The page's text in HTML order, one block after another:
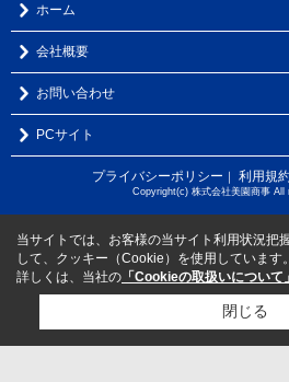
ホーム
会社概要
お問い合わせ
PCサイト
プライバシーポリシー ｜ 利用規
Copyright(c) 株式会社美園商事 All
当サイトでは、お客様の当サイト利用状況把
して、クッキー（Cookie）を使用しています。
詳しくは、当社の 「Cookieの取扱いについて」
閉じる